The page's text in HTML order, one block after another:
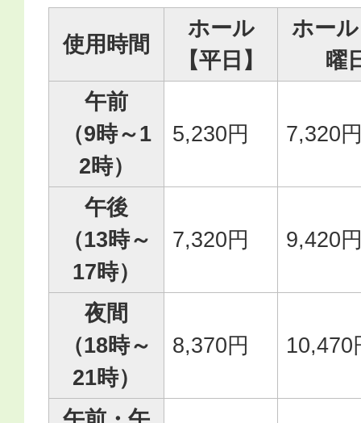
使用時間
ホール
【平日】
ホー
曜
午前
（9時～1
2時）
5,230円 7,320
午後
（13時～
17時）
7,320円 9,420
夜間
（18時～
21時）
8,370円 10,470